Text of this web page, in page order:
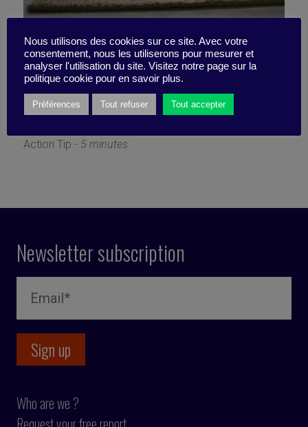
The 4 key issues for tech
leaders
Action Tip - 5 minutes
Newsletter subscription
Who are we ?
Nous utilisons des cookies sur ce site. Avec votre
consentement, nous les utiliserons pour mesurer et
analyser l'utilisation du site. Visitez notre page sur la
politique cookie pour en savoir plus.
Préférences Tout refuser Tout accepter